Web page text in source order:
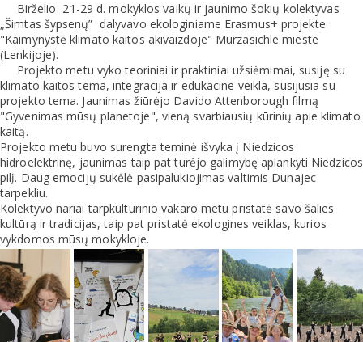
Birželio 21-29 d. mokyklos vaikų ir jaunimo šokių kolektyvas
„Šimtas šypsenų” dalyvavo ekologiniame Erasmus+ projekte
"Kaimynystė klimato kaitos akivaizdoje" Murzasichle mieste
(Lenkijoje).
Projekto metu vyko teoriniai ir praktiniai užsiėmimai, susiję su
klimato kaitos tema, integracija ir edukacine veikla, susijusia su
projekto tema. Jaunimas žiūrėjo Davido Attenborough filmą
"Gyvenimas mūsų planetoje", vieną svarbiausių kūrinių apie klimato
kaitą.
Projekto metu buvo surengta teminė išvyka į Niedzicos
hidroelektrinę, jaunimas taip pat turėjo galimybę aplankyti Niedzicos
pilį. Daug emocijų sukėlė pasipalukiojimas valtimis Dunajec
tarpekliu.
Kolektyvo nariai tarpkultūrinio vakaro metu pristatė savo šalies
kultūrą ir tradicijas, taip pat pristatė ekologines veiklas, kurios
vykdomos mūsų mokykloje.